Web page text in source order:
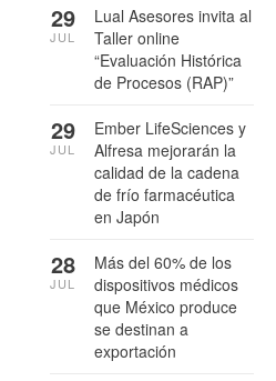
Lual Asesores invita al
Taller online
“Evaluación Histórica
de Procesos (RAP)”
29
JUL
Ember LifeSciences y
Alfresa mejorarán la
calidad de la cadena
de frío farmacéutica
en Japón
29
JUL
Más del 60% de los
dispositivos médicos
que México produce
se destinan a
exportación
28
JUL